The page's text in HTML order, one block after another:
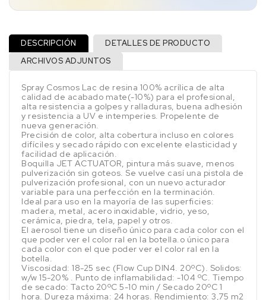
DESCRIPCIÓN
DETALLES DE PRODUCTO
ARCHIVOS ADJUNTOS
Spray Cosmos Lac de resina 100% acrílica de alta
calidad de acabado mate(-10%) para el profesional,
alta resistencia a golpes y ralladuras, buena adhesión
y resistencia a UV e intemperies. Propelente de
nueva generación.
Precisión de color, alta cobertura incluso en colores
difíciles y secado rápido con excelente elasticidad y
facilidad de aplicación.
Boquilla JET ACTUATOR, pintura más suave, menos
pulverización sin goteos. Se vuelve casí una pistola de
pulverización profesional, con un nuevo acturador
variable para una perfección en la terminación.
Ideal para uso en la mayoría de las superficies:
madera, metal, acero inoxidable, vidrio, yeso,
cerámica, piedra, tela, papel y otros.
El aerosol tiene un diseño único para cada color con el
que poder ver el color ral en la botella.o único para
cada color con el que poder ver el color ral en la
botella.
Viscosidad: 18-25 sec (Flow Cup DIN4. 20ºC). Solidos:
w/w 15-20% . Punto de inflamabilidad: -104 ºC. Tiempo
de secado: Tacto 20ºC 5-10 min / Secado 20ºC 1
hora. Dureza máxima: 24 horas. Rendimiento: 3,75 m2